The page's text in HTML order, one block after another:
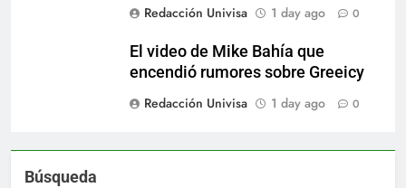
Redacción Univisa
1 day ago 0
El video de Mike Bahía que
encendió rumores sobre Greeicy
Redacción Univisa
1 day ago 0
Búsqueda